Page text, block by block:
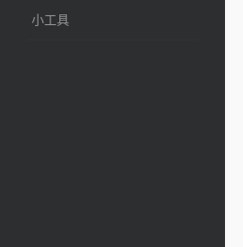
小工具